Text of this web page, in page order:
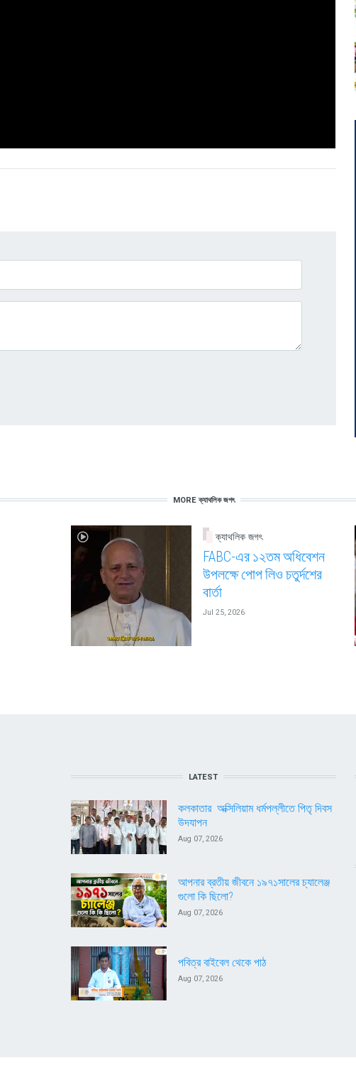
MORE ক্যাথলিক জগৎ
ক্যাথলিক জগৎ
FABC-এর ১২তম অধিবেশন
উপলক্ষে পোপ লিও চতুর্দশের
বার্তা
Jul 25, 2026
LATEST
কলকাতার অক্সিলিয়াম ধর্মপল্লীতে পিতৃ দিবস
উদযাপন
Aug 07, 2026
আপনার ব্রতীয় জীবনে ১৯৭১সালের চ্যালেঞ্জ
গুলো কি ছিলো?
Aug 07, 2026
পবিত্র বাইবেল থেকে পাঠ
Aug 07, 2026